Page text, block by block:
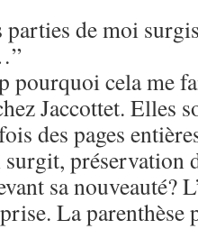
parties de moi
pourquoi cela me
Jaccottet. Elles
des pages
préservation
sa nouveauté?
La parenthèse